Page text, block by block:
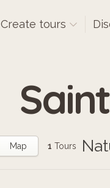
Create tours
Map 1 Tours